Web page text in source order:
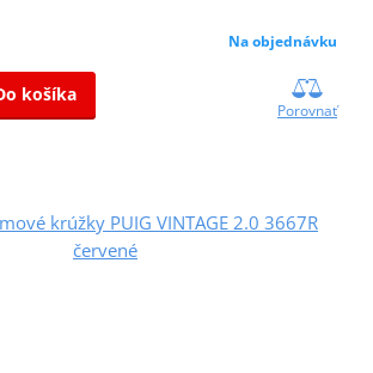
Na objednávku
košíka
Porovnať
krúžky PUIG VINTAGE 2.0 3667R
červené